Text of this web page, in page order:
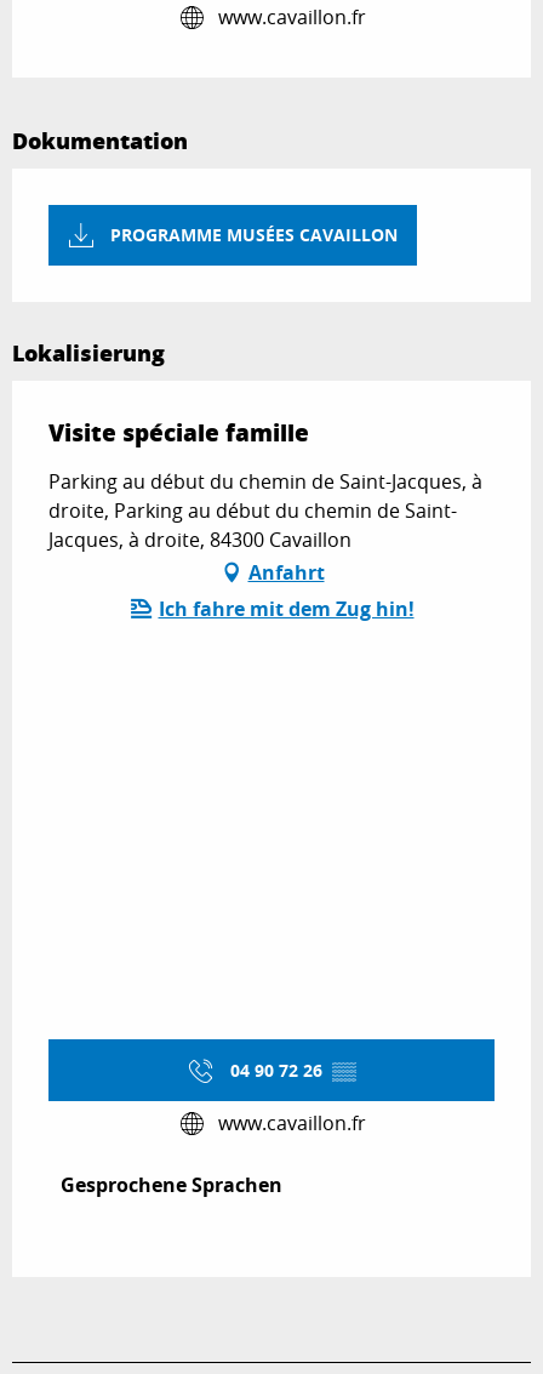
www.cavaillon.fr
Dokumentation
PROGRAMME MUSÉES CAVAILLON
Lokalisierung
Visite spéciale famille
Parking au début du chemin de Saint-Jacques, à
droite, Parking au début du chemin de Saint-
Jacques, à droite, 84300 Cavaillon
Anfahrt
Ich fahre mit dem Zug hin!
04 90 72 26 ▒▒
www.cavaillon.fr
Gesprochene Sprachen
Gesprochene Sprachen